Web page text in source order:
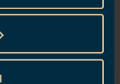
és a magyar
ötvözetét.